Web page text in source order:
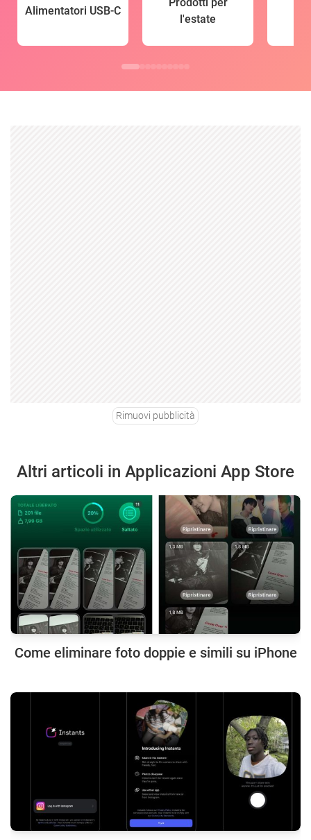
Alimentatori USB-C
Prodotti per
l'estate
Rimuovi pubblicità
Altri articoli in Applicazioni App Store
Come eliminare foto doppie e simili su iPhone